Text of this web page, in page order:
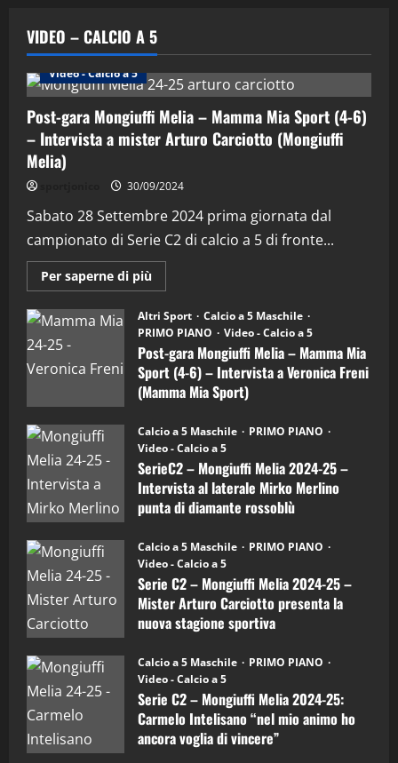
VIDEO – CALCIO A 5
Altri Sport Calcio a 5 Maschile
Video - Calcio a 5
Post-gara Mongiuffi Melia – Mamma Mia Sport (4-6)
– Intervista a mister Arturo Carciotto (Mongiuffi
Melia)
30/09/2024
Sabato 28 Settembre 2024 prima giornata dal
campionato di Serie C2 di calcio a 5 di fronte...
Per saperne di più
informazioni
Post-
gara
Mongiuffi
Melia
–
Mamma
Mia
Sport
6)
–
Intervista
a
mister
Arturo
Carciotto
(Mongiuffi
Altri Sport
Calcio a 5 Maschile
PRIMO PIANO
Video - Calcio a 5
Post-gara Mongiuffi Melia – Mamma Mia
Sport (4-6) – Intervista a Veronica Freni
(Mamma Mia Sport)
Calcio a 5 Maschile
PRIMO PIANO
Video - Calcio a 5
SerieC2 – Mongiuffi Melia 2024-25 –
Intervista al laterale Mirko Merlino
punta di diamante rossoblù
Calcio a 5 Maschile
PRIMO PIANO
Video - Calcio a 5
Serie C2 – Mongiuffi Melia 2024-25 –
Mister Arturo Carciotto presenta la
nuova stagione sportiva
Calcio a 5 Maschile
PRIMO PIANO
Video - Calcio a 5
Serie C2 – Mongiuffi Melia 2024-25:
Carmelo Intelisano “nel mio animo ho
ancora voglia di vincere”
2
"SportEmpire" in Podcast Sport News
“SportEmpire” in Podcast: 29^ Puntata
(Martedi 28 Aprile 2026)
28/04/2026
"SportEmpire" in Podcast
“SportEmpire” in Podcast: 28^ Puntata
(Martedi 21 Aprile 2026)
21/04/2026
"SportEmpire" in Podcast Sport News
“SportEmpire” in Podcast: 27^ Puntata
(Martedi 14 Aprile 2026)
15/04/2026
"SportEmpire" in Podcast
“SportEmpire” in Podcast: 26^ Puntata
(Martedi 07 Aprile 2026)
08/04/2026
"SportEmpire" in Podcast
“SportEmpire” in Podcast: 30^ Puntata
(Martedi 05 Maggio 2026)